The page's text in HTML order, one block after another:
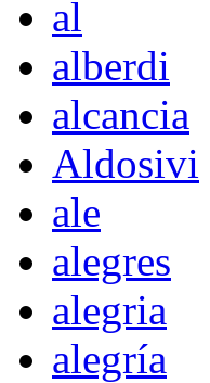
al
alberdi
alcancia
Aldosivi
ale
alegres
alegria
alegría